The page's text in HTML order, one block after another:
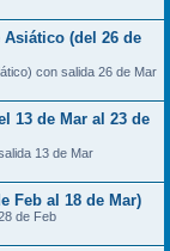
(del 26 de
con salida 26 de Mar
13 de Mar al 23 de
13 de Mar
Feb al 18 de Mar)
de Feb